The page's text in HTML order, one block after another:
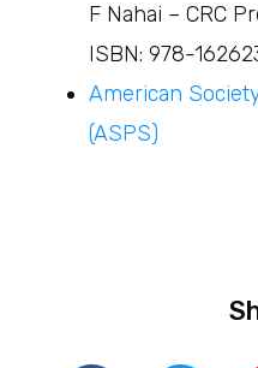
F Nahai – CRC
ISBN: 978-
American
(ASPS)